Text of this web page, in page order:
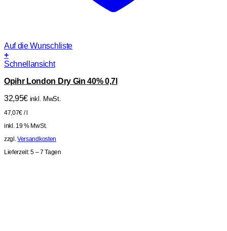
Auf die Wunschliste
+
Schnellansicht
Opihr London Dry Gin 40% 0,7l
32,95€ inkl. MwSt.
47,07€ /
inkl. 19 % MwSt.
zzgl.Versandkosten
Lieferzeit:5 – 7 Tagen